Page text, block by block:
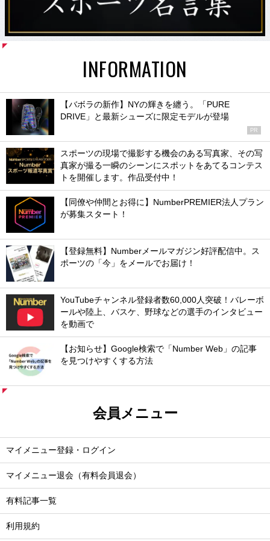
INFORMATION
【バボラの新作】NYの輝きを纏う。「PURE
DRIVE」と最新シューズに限定モデルが登場
PR
スポーツの現場で撮影する機会のある写真家、その写
真家が撮る一瞬のシーンにスポットをあてるコンテス
トを開催します。作品受付中！
【同僚や仲間とお得に】NumberPREMIER法人プラン
が募集スタート！
【登録無料】Numberメールマガジン好評配信中。ス
ポーツの「今」をメールでお届け！
YouTubeチャンネル登録者数60,000人突破！バレーボ
ールや陸上、バスケ、野球などの選手のインタビュー
を動画で
【お知らせ】Google検索で「Number Web」の記事
を見つけやすくする方法
会員メニュー
マイメニュー登録・ログイン
マイメニュー退会（有料会員退会）
有料記事一覧
利用規約